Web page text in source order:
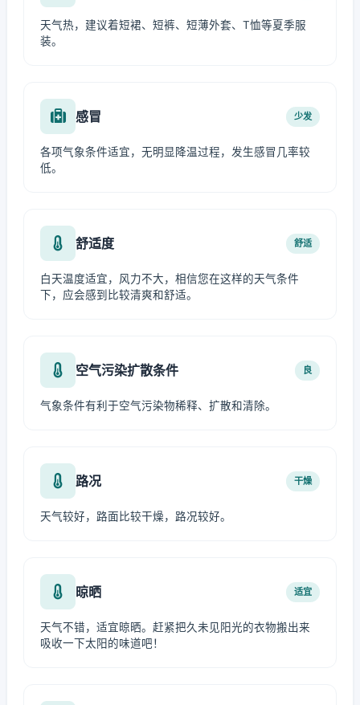
天气热，建议着短裙、短裤、短薄外套、T恤等夏季服
装。
感冒 少发
各项气象条件适宜，无明显降温过程，发生感冒几率较
低。
舒适度 舒适
白天温度适宜，风力不大，相信您在这样的天气条件
下，应会感到比较清爽和舒适。
空气污染扩散条件 良
气象条件有利于空气污染物稀释、扩散和清除。
路况 干燥
天气较好，路面比较干燥，路况较好。
晾晒 适宜
天气不错，适宜晾晒。赶紧把久未见阳光的衣物搬出来
吸收一下太阳的味道吧！